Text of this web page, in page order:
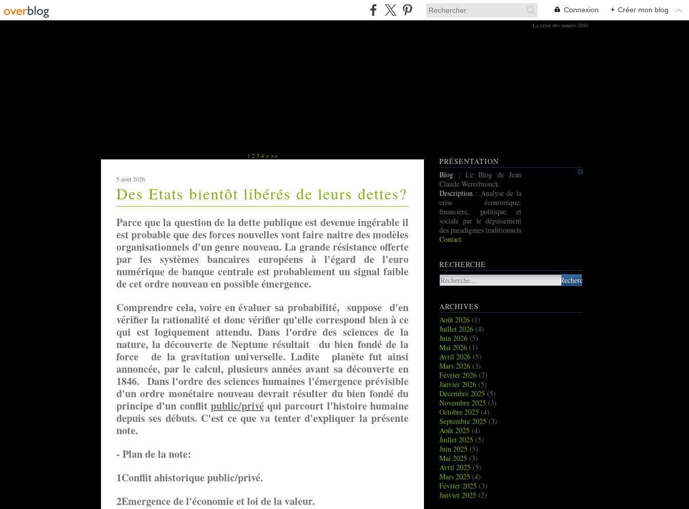
Connexion + Créer mon blog
La crise des années 2010
1 23 4> >>
5 août 2026
Des Etats bientôt libérés de leurs dettes?
Parce que la question de la dette publique est devenue ingérable il
est probable que des forces nouvelles vont faire naitre des modèles
organisationnels d'un genre nouveau. La grande résistance offerte
par les systèmes bancaires européens à l'égard de l'euro
numérique de banque centrale est probablement un signal faible
de cet ordre nouveau en possible émergence.
Comprendre cela, voire en évaluer sa probabilité, suppose d'en
vérifier la rationalité et donc vérifier qu'elle correspond bien à ce
qui est logiquement attendu. Dans l'ordre des sciences de la
nature, la découverte de Neptune résultait du bien fondé de la
force de la gravitation universelle. Ladite planète fut ainsi
annoncée, par le calcul, plusieurs années avant sa découverte en
1846. Dans l'ordre des sciences humaines l'émergence prévisible
d'un ordre monétaire nouveau devrait résulter du bien fondé du
principe d'un conflit public/privéqui parcourt l'histoire humaine
depuis ses débuts. C'est ce que va tenter d'expliquer la présente
note.
- Plan de la note:
1Conflit ahistorique public/privé.
2Emergence de l'économie et loi de la valeur.
PRÉSENTATION
Blog : Le Blog de Jean
Claude Werrebrouck
Description : Analyse de la
crise économique,
financière, politique et
sociale par le dépassement
des paradigmes traditionnels
Contact
RECHERCHE
ARCHIVES
Août 2026 (1)
Juillet 2026 (4)
Juin 2026 (5)
Mai 2026 (1)
Avril 2026 (5)
Mars 2026 (3)
Février 2026 (7)
Janvier 2026 (5)
Décembre 2025 (5)
Novembre 2025 (3)
Octobre 2025 (4)
Septembre 2025 (3)
Août 2025 (4)
Juillet 2025 (5)
Juin 2025 (5)
Mai 2025 (3)
Avril 2025 (5)
Mars 2025 (4)
Février 2025 (3)
Janvier 2025 (2)